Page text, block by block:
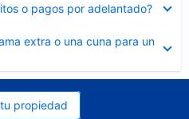
o pagos por adelantado?
extra o una cuna para un
propiedad